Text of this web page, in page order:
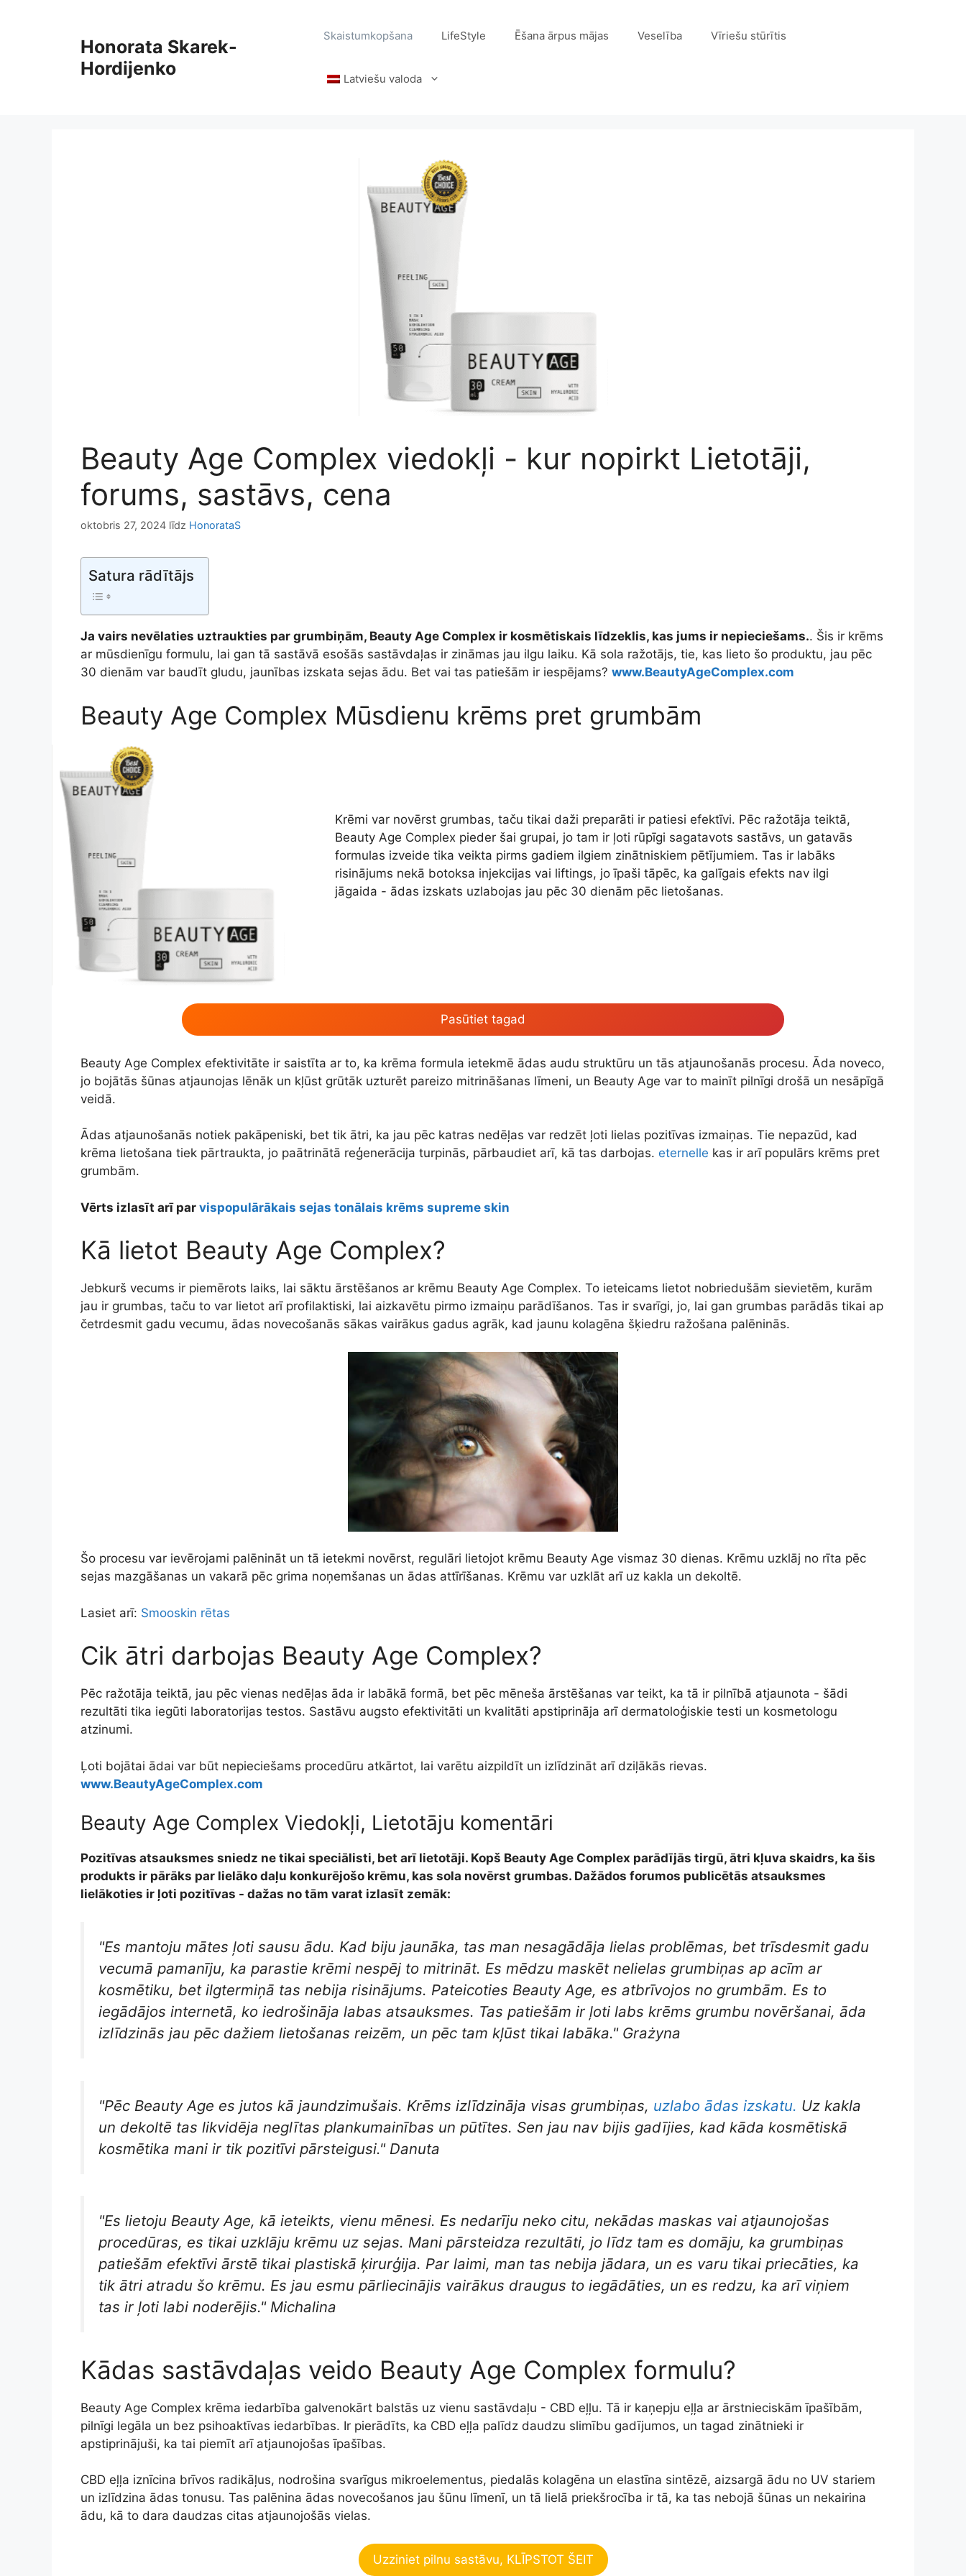
Honorata Skarek-
Hordijenko
Skaistumkopšana LifeStyle Ēšana ārpus mājas Veselība Vīriešu stūrītis
Latviešu valoda
Beauty Age Complex viedokļi - kur nopirkt Lietotāji,
forums, sastāvs, cena
oktobris 27, 2024 līdz HonorataS
Satura rādītājs
Ja vairs nevēlaties uztraukties par grumbiņām, Beauty Age Complex ir kosmētiskais līdzeklis, kas jums ir nepieciešams.. Šis ir krēms
ar mūsdienīgu formulu, lai gan tā sastāvā esošās sastāvdaļas ir zināmas jau ilgu laiku. Kā sola ražotājs, tie, kas lieto šo produktu, jau pēc
30 dienām var baudīt gludu, jaunības izskata sejas ādu. Bet vai tas patiešām ir iespējams? www.BeautyAgeComplex.com
Beauty Age Complex Mūsdienu krēms pret grumbām
Krēmi var novērst grumbas, taču tikai daži preparāti ir patiesi efektīvi. Pēc ražotāja teiktā,
Beauty Age Complex pieder šai grupai, jo tam ir ļoti rūpīgi sagatavots sastāvs, un gatavās
formulas izveide tika veikta pirms gadiem ilgiem zinātniskiem pētījumiem. Tas ir labāks
risinājums nekā botoksa injekcijas vai liftings, jo īpaši tāpēc, ka galīgais efekts nav ilgi
jāgaida - ādas izskats uzlabojas jau pēc 30 dienām pēc lietošanas.
Pasūtiet tagad
Beauty Age Complex efektivitāte ir saistīta ar to, ka krēma formula ietekmē ādas audu struktūru un tās atjaunošanās procesu. Āda noveco,
jo bojātās šūnas atjaunojas lēnāk un kļūst grūtāk uzturēt pareizo mitrināšanas līmeni, un Beauty Age var to mainīt pilnīgi drošā un nesāpīgā
veidā.
Ādas atjaunošanās notiek pakāpeniski, bet tik ātri, ka jau pēc katras nedēļas var redzēt ļoti lielas pozitīvas izmaiņas. Tie nepazūd, kad
krēma lietošana tiek pārtraukta, jo paātrinātā reģenerācija turpinās, pārbaudiet arī, kā tas darbojas. eternelle kas ir arī populārs krēms pret
grumbām.
Vērts izlasīt arī par vispopulārākais sejas tonālais krēms supreme skin
Kā lietot Beauty Age Complex?
Jebkurš vecums ir piemērots laiks, lai sāktu ārstēšanos ar krēmu Beauty Age Complex. To ieteicams lietot nobriedušām sievietēm, kurām
jau ir grumbas, taču to var lietot arī profilaktiski, lai aizkavētu pirmo izmaiņu parādīšanos. Tas ir svarīgi, jo, lai gan grumbas parādās tikai ap
četrdesmit gadu vecumu, ādas novecošanās sākas vairākus gadus agrāk, kad jaunu kolagēna šķiedru ražošana palēninās.
Šo procesu var ievērojami palēnināt un tā ietekmi novērst, regulāri lietojot krēmu Beauty Age vismaz 30 dienas. Krēmu uzklāj no rīta pēc
sejas mazgāšanas un vakarā pēc grima noņemšanas un ādas attīrīšanas. Krēmu var uzklāt arī uz kakla un dekoltē.
Lasiet arī: Smooskin rētas
Cik ātri darbojas Beauty Age Complex?
Pēc ražotāja teiktā, jau pēc vienas nedēļas āda ir labākā formā, bet pēc mēneša ārstēšanas var teikt, ka tā ir pilnībā atjaunota - šādi
rezultāti tika iegūti laboratorijas testos. Sastāvu augsto efektivitāti un kvalitāti apstiprināja arī dermatoloģiskie testi un kosmetologu
atzinumi.
Ļoti bojātai ādai var būt nepieciešams procedūru atkārtot, lai varētu aizpildīt un izlīdzināt arī dziļākās rievas.
www.BeautyAgeComplex.com
Beauty Age Complex Viedokļi, Lietotāju komentāri
Pozitīvas atsauksmes sniedz ne tikai speciālisti, bet arī lietotāji. Kopš Beauty Age Complex parādījās tirgū, ātri kļuva skaidrs, ka šis
produkts ir pārāks par lielāko daļu konkurējošo krēmu, kas sola novērst grumbas. Dažādos forumos publicētās atsauksmes
lielākoties ir ļoti pozitīvas - dažas no tām varat izlasīt zemāk:
"Es mantoju mātes ļoti sausu ādu. Kad biju jaunāka, tas man nesagādāja lielas problēmas, bet trīsdesmit gadu
vecumā pamanīju, ka parastie krēmi nespēj to mitrināt. Es mēdzu maskēt nelielas grumbiņas ap acīm ar
kosmētiku, bet ilgtermiņā tas nebija risinājums. Pateicoties Beauty Age, es atbrīvojos no grumbām. Es to
iegādājos internetā, ko iedrošināja labas atsauksmes. Tas patiešām ir ļoti labs krēms grumbu novēršanai, āda
izlīdzinās jau pēc dažiem lietošanas reizēm, un pēc tam kļūst tikai labāka." Grażyna
"Pēc Beauty Age es jutos kā jaundzimušais. Krēms izlīdzināja visas grumbiņas, uzlabo ādas izskatu. Uz kakla
un dekoltē tas likvidēja neglītas plankumainības un pūtītes. Sen jau nav bijis gadījies, kad kāda kosmētiskā
kosmētika mani ir tik pozitīvi pārsteigusi." Danuta
"Es lietoju Beauty Age, kā ieteikts, vienu mēnesi. Es nedarīju neko citu, nekādas maskas vai atjaunojošas
procedūras, es tikai uzklāju krēmu uz sejas. Mani pārsteidza rezultāti, jo līdz tam es domāju, ka grumbiņas
patiešām efektīvi ārstē tikai plastiskā ķirurģija. Par laimi, man tas nebija jādara, un es varu tikai priecāties, ka
tik ātri atradu šo krēmu. Es jau esmu pārliecinājis vairākus draugus to iegādāties, un es redzu, ka arī viņiem
tas ir ļoti labi noderējis." Michalina
Kādas sastāvdaļas veido Beauty Age Complex formulu?
Beauty Age Complex krēma iedarbība galvenokārt balstās uz vienu sastāvdaļu - CBD eļļu. Tā ir kaņepju eļļa ar ārstnieciskām īpašībām,
pilnīgi legāla un bez psihoaktīvas iedarbības. Ir pierādīts, ka CBD eļļa palīdz daudzu slimību gadījumos, un tagad zinātnieki ir
apstiprinājuši, ka tai piemīt arī atjaunojošas īpašības.
CBD eļļa iznīcina brīvos radikāļus, nodrošina svarīgus mikroelementus, piedalās kolagēna un elastīna sintēzē, aizsargā ādu no UV stariem
un izlīdzina ādas tonusu. Tas palēnina ādas novecošanos jau šūnu līmenī, un tā lielā priekšrocība ir tā, ka tas nebojā šūnas un nekairina
ādu, kā to dara daudzas citas atjaunojošās vielas.
Uzziniet pilnu sastāvu, KLĪPSTOT ŠEIT